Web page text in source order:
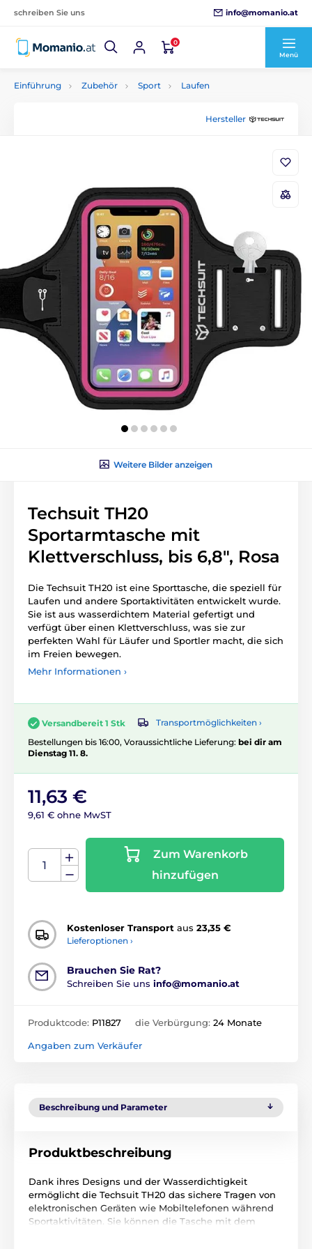
schreiben Sie uns info@momanio.at
0
Menü
Einführung Zubehör Sport Laufen
Hersteller
Weitere Bilder anzeigen
Techsuit TH20
Sportarmtasche mit
Klettverschluss, bis 6,8", Rosa
Die Techsuit TH20 ist eine Sporttasche, die speziell für
Laufen und andere Sportaktivitäten entwickelt wurde.
Sie ist aus wasserdichtem Material gefertigt und
verfügt über einen Klettverschluss, was sie zur
perfekten Wahl für Läufer und Sportler macht, die sich
im Freien bewegen.
Mehr Informationen ›
Versandbereit 1 Stk
Transportmöglichkeiten ›
Bestellungen bis 16:00, Voraussichtliche Lieferung: bei dir am
Dienstag 11. 8.
11,63 €
9,61 € ohne MwST
Zum Warenkorb
hinzufügen
Kostenloser Transport aus 23,35 €
Lieferoptionen ›
Brauchen Sie Rat?
Schreiben Sie uns info@momanio.at
Produktcode: P11827 die Verbürgung: 24 Monate
Angaben zum Verkäufer
Beschreibung und Parameter
Produktbeschreibung
Dank ihres Designs und der Wasserdichtigkeit
ermöglicht die Techsuit TH20 das sichere Tragen von
elektronischen Geräten wie Mobiltelefonen während
Sportaktivitäten. Sie können die Tasche mit dem